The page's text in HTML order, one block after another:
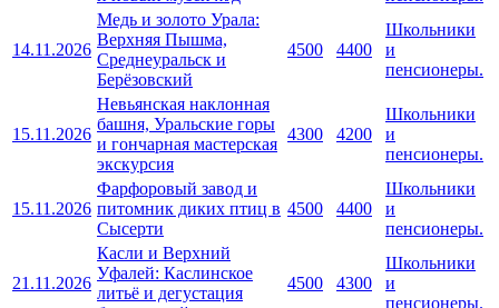
14.11.2026
Медь и золото Урала:
Верхняя Пышма,
Среднеуральск и
Берёзовский
4500 4400
Школьники
и
пенсионеры.
15.11.2026
Невьянская наклонная
башня, Уральские горы
и гончарная мастерская
экскурсия
4300 4200
Школьники
и
пенсионеры.
15.11.2026
Фарфоровый завод и
питомник диких птиц в
Сысерти
4500 4400
Школьники
и
пенсионеры.
21.11.2026
Касли и Верхний
Уфалей: Каслинское
литьё и дегустация
4500 4300
Школьники
и
пенсионеры.